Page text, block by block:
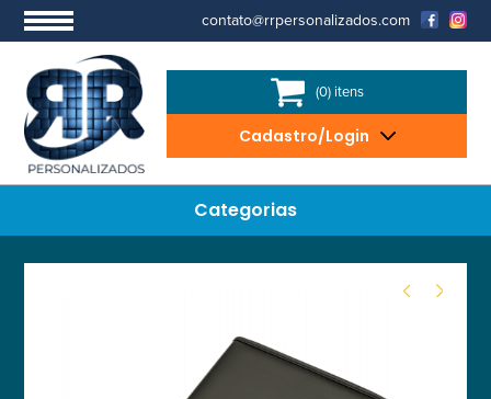
contato@rrpersonalizados.com
(0) itens
Cadastro/Login
Categorias